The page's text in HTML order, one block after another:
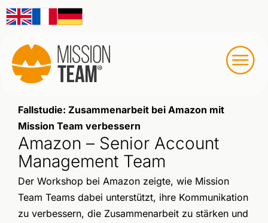
Fallstudie: Zusammenarbeit bei Amazon mit
Mission Team verbessern
Amazon – Senior Account
Management Team
Der Workshop bei Amazon zeigte, wie Mission
Team Teams dabei unterstützt, ihre Kommunikation
zu verbessern, die Zusammenarbeit zu stärken und